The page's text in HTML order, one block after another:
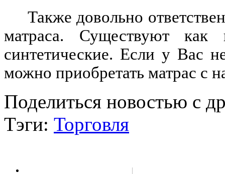
Также довольно
матраса. Существуют как
синтетические. Если у Вас
можно приобретать матрас с
Поделиться новостью с
Тэги: Торговля